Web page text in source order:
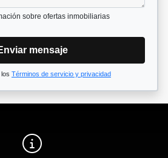
sobre ofertas inmobiliarias
mensaje
Términos de servicio y privacidad